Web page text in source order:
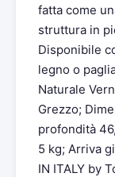
fatta come
struttura in
Disponibile
legno o
Naturale
Grezzo;
profondità
5 kg; Arriva
IN ITALY by